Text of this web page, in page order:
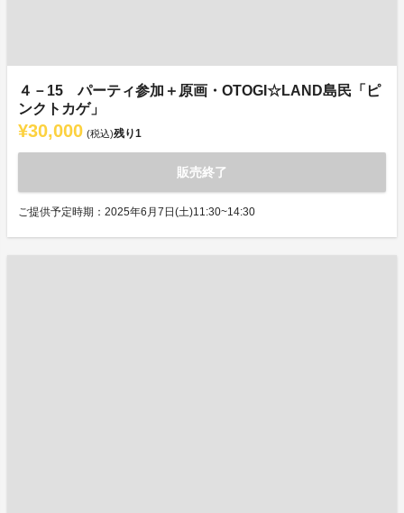
４－15 パーティ参加＋原画・OTOGI☆LAND島民「ピ
ンクトカゲ」
¥30,000 (税込)残り1
販売終了
ご提供予定時期：2025年6月7日(土)11:30~14:30